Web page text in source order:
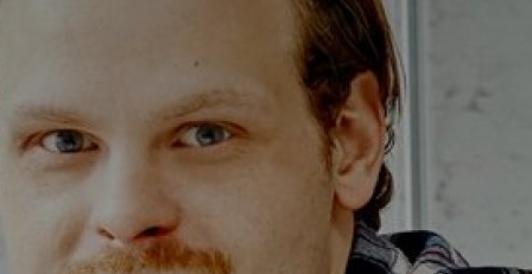
Alterna Bella Aqua
Alterna Ella Aqua
Alterna Ella
Alterna Gabriella
Alterna Isabella Aqua
Alterna Isabella
Alterna Isella Aqua
Alterna Isella
Alterna Luxor
Duravit L-Cube
Geberit Smyle Square